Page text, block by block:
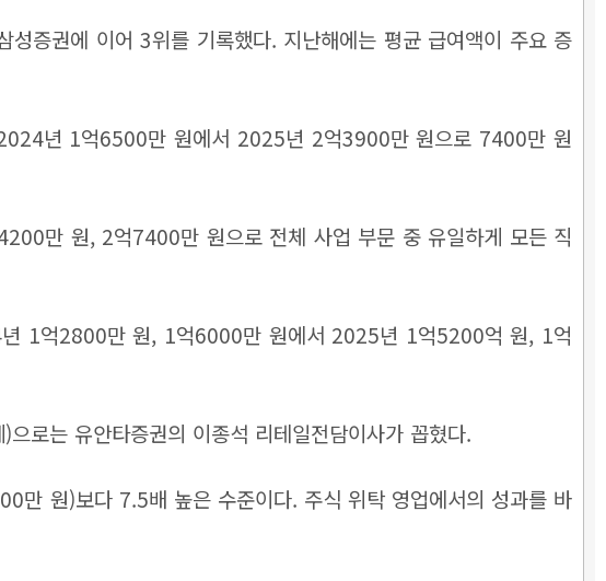
증권에 이어 3위를 기록했다. 지난해에는 평균 급여액이 주요 증
년 1억6500만 원에서 2025년 2억3900만 원으로 7400만 원
만 원, 2억7400만 원으로 전체 사업 부문 중 유일하게 모든 직
1억2800만 원, 1억6000만 원에서 2025년 1억5200억 원, 1억
로는 유안타증권의 이종석 리테일전담이사가 꼽혔다.
만 원)보다 7.5배 높은 수준이다. 주식 위탁 영업에서의 성과를 바